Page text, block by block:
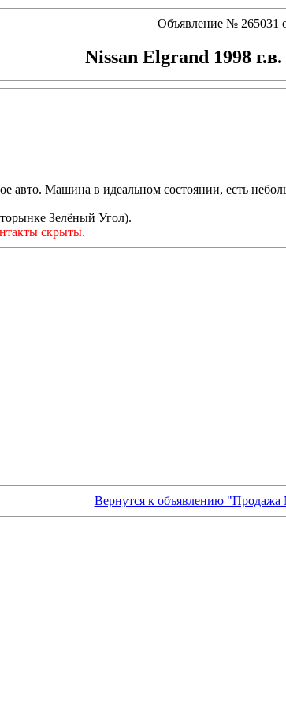
Объявление № 265031
Nissan Elgrand 1998
авто. Машина в идеальном состоянии, есть
Зелёный Угол).
скрыты.
Вернутся к объявлению "Продажа